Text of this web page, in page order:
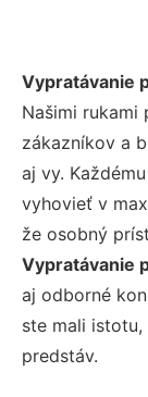
Vypratávanie
Našimi
zákazníkov a
aj vy.
vyhovieť v
že osobný
Vypratávanie
aj odborné
ste mali
predstáv.